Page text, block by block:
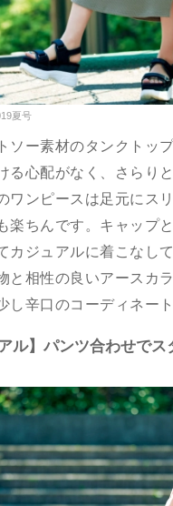
夏号
ソー素材のタンクトッ
る心配がなく、さらり
ワンピースは足元にス
楽ちんです。キャップ
カジュアルに着こなし
と相性の良いアースカ
し辛口のコーディネー
ル】パンツ合わせで